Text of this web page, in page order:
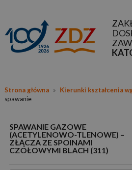
Strona główna » Kierunki kształcenia
spawanie
SPAWANIE GAZOWE
(ACETYLENOWO-TLENOWE) –
ZŁĄCZA ZE SPOINAMI
CZOŁOWYMI BLACH (311)